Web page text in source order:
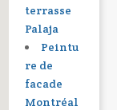
terrasse
Palaja
Peintu
re de
facade
Montréal